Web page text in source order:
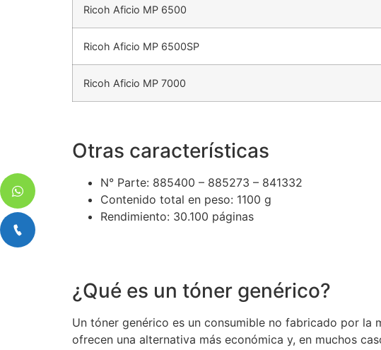
Ricoh Aficio MP 6500
Ricoh Aficio MP 6500SP
Ricoh Aficio MP 7000
Otras características
N° Parte: 885400 – 885273 – 841332
Contenido total en peso: 1100 g
Rendimiento: 30.100 páginas
¿Qué es un tóner genérico?
Un tóner genérico es un consumible no fabricado por
ofrecen una alternativa más económica y, en muchos